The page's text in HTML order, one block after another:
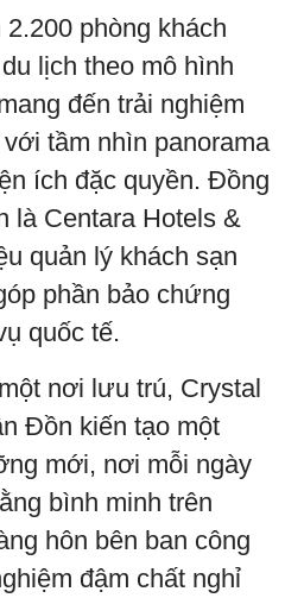
phòng khách
lịch theo mô hình
đến trải nghiệm
tầm nhìn panorama
ích đặc quyền. Đồng
là Centara Hotels &
quản lý khách sạn
phần bảo chứng
quốc tế.
nơi lưu trú, Crystal
Đồn kiến tạo một
mới, nơi mỗi ngày
bình minh trên
hôn bên ban công
đậm chất nghỉ